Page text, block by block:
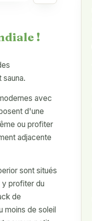
!
avec
d'une
ou profiter
adjacente
sont situés
y profiter du
de
moins de soleil